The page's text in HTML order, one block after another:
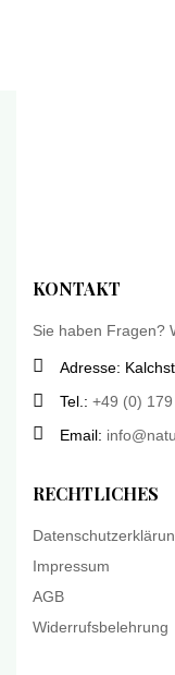
KONTAKT
Sie haben Fragen?
Adresse:
Tel.: +49 (0)
Email:
RECHTLICHES
Impressum
AGB
Widerrufsbelehrung